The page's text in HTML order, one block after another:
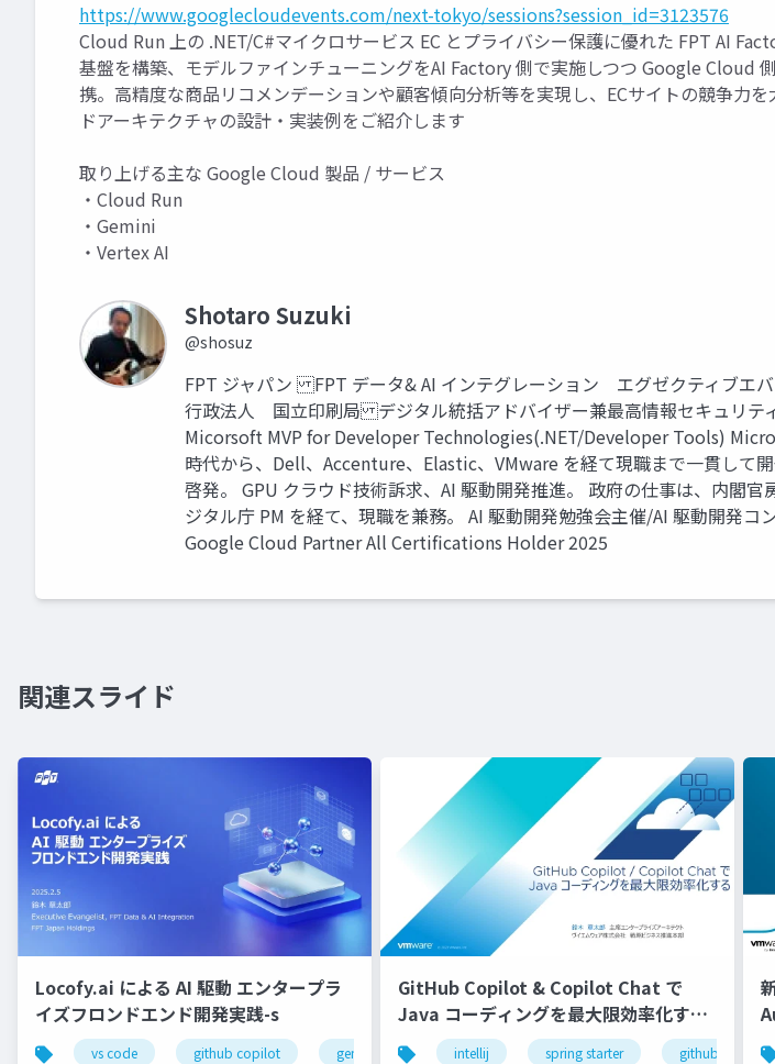
https://www.googlecloudevents.com/next-tokyo/sessions?session_id=3123576
Cloud Run 上の .NET/C#マイクロサービス EC とプライバシー保護に優れた FPT AI
基盤を構築、モデルファインチューニングをAI Factory 側で実施しつつ Google Cloud
携。高精度な商品リコメンデーションや顧客傾向分析等を実現し、ECサイトの競争力
ドアーキテクチャの設計・実装例をご紹介します
取り上げる主な Google Cloud 製品 / サービス
・Cloud Run
・Gemini
・Vertex AI
Shotaro Suzuki
@shosuz
FPT ジャパン FPT データ& AI インテグレーション エグゼクティブ
行政法人 国立印刷局 デジタル統括アドバイザー兼最高情報セキュリ
Micorsoft MVP for Developer Technologies(.NET/Developer Tools)
時代から、Dell、Accenture、Elastic、VMware を経て現職まで一貫して
啓発。 GPU クラウド技術訴求、AI 駆動開発推進。 政府の仕事は、内閣官
ジタル庁 PM を経て、現職を兼務。 AI 駆動開発勉強会主催/AI 駆動開発コ
Google Cloud Partner All Certifications Holder 2025
関連スライド
Locofy.ai による AI 駆動 エンタープラ
イズフロンドエンド開発実践-s
vs code github copilot gemini locofy.ai figma enterprise ui/
GitHub Copilot & Copilot Chat で
Java コーディングを最大限効率化する-
配布用intellij spring starter github